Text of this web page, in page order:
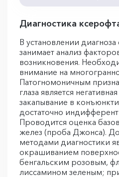
Диагностика
В установлении
занимает анализ
возникновения.
внимание на
Патогномоничным
глаза является
закапывание в
достаточно
Проводится оценка
желез (проба Джонса).
методами диагностики
окрашиванием
бенгальским розовым,
лиссамином зеленым;